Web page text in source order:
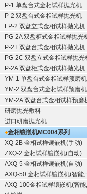
P-1 单盘台式金相试样抛光机
P-2 双盘台式金相试样抛光机
LP-2 双盘立式金相试样抛光机
PG-2A 双盘柜式金相试样抛光
P-2T 双盘台式金相试样抛光机
PG-2C 双盘立式金相试样抛光
P-2A 双盘柜式金相试样抛光机
YM-1 单盘台式金相试样预磨机
YM-2 双盘台式金相试样预磨机
YM-2A 双盘台式金相试样预磨
研磨抛光敷料
进口研磨抛光机
金相镶嵌机MC004系列
XQ-2B 金相试样镶嵌机(手动)
ZXQ-2 金相试样镶嵌机(自动)
AXQ-5 金相试样镶嵌机(自动)
AXQ-50 金相试样镶嵌机(智能,
AXQ-100金相试样镶嵌机(智